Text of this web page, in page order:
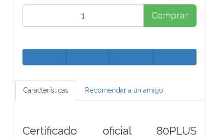
Comprar
Características Recomendar a un amigo
Certificado oficial 80PLUS